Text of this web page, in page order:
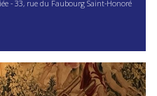
- 33, rue du Faubourg Saint-Honoré